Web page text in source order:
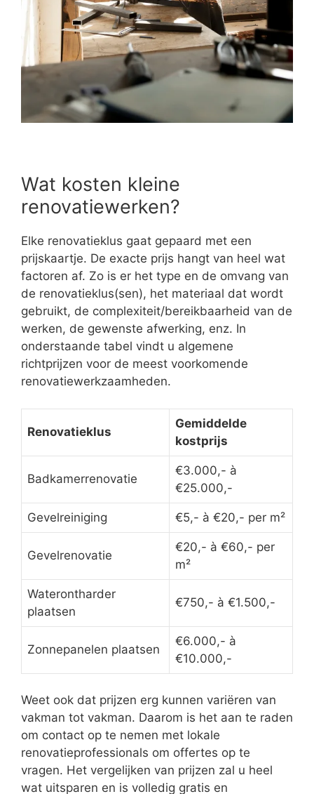
Wat kosten kleine
renovatiewerken?
Elke renovatieklus gaat gepaard met een
prijskaartje. De exacte prijs hangt van heel wat
factoren af. Zo is er het type en de omvang van
de renovatieklus(sen), het materiaal dat wordt
gebruikt, de complexiteit/bereikbaarheid van de
werken, de gewenste afwerking, enz. In
onderstaande tabel vindt u algemene
richtprijzen voor de meest voorkomende
renovatiewerkzaamheden.
Renovatieklus
Gemiddelde
kostprijs
Badkamerrenovatie
€3.000,- à
€25.000,-
Gevelreiniging €5,- à €20,- per m²
Gevelrenovatie
€20,- à €60,- per
m²
Waterontharder
plaatsen
€750,- à €1.500,-
Zonnepanelen plaatsen
€6.000,- à
€10.000,-
Weet ook dat prijzen erg kunnen variëren van
vakman tot vakman. Daarom is het aan te raden
om contact op te nemen met lokale
renovatieprofessionals om offertes op te
vragen. Het vergelijken van prijzen zal u heel
wat uitsparen en is volledig gratis en